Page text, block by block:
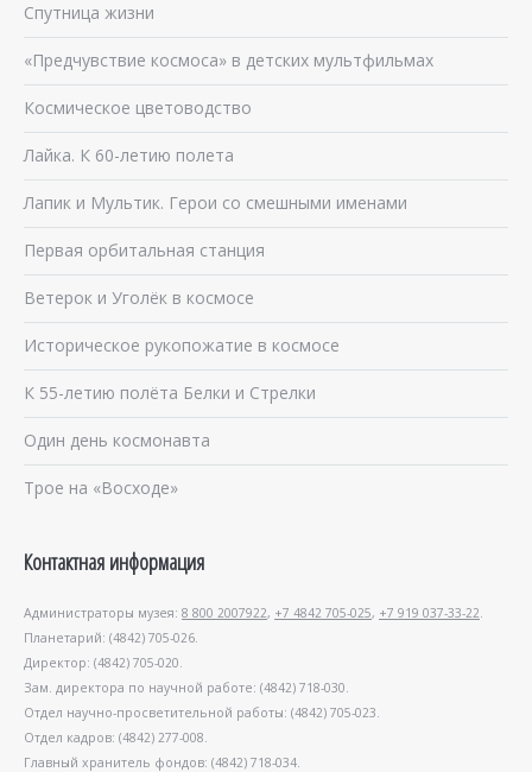
Спутница жизни
«Предчувствие космоса» в детских мультфильмах
Космическое цветоводство
Лайка. К 60-летию полета
Лапик и Мультик. Герои со смешными именами
Первая орбитальная станция
Ветерок и Уголёк в космосе
Историческое рукопожатие в космосе
К 55-летию полёта Белки и Стрелки
Один день космонавта
Трое на «Восходе»
Контактная информация
Администраторы музея: 8 800 2007922, +7 4842 705-025, +7 919 037-33-22.
Планетарий: (4842) 705-026.
Директор: (4842) 705-020.
Зам. директора по научной работе: (4842) 718-030.
Отдел научно-просветительной работы: (4842) 705-023.
Отдел кадров: (4842) 277-008.
Главный хранитель фондов: (4842) 718-034.